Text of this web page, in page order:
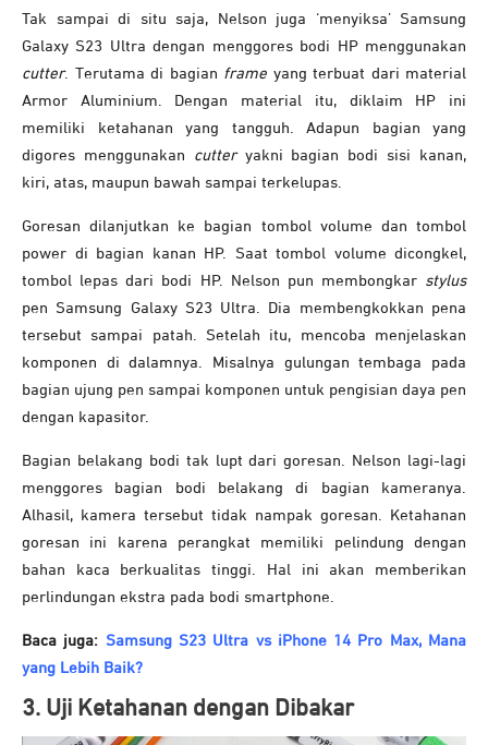
Tak sampai di situ saja, Nelson juga ‘menyiksa’ Samsung
Galaxy S23 Ultra dengan menggores bodi HP menggunakan
cutter. Terutama di bagian frame yang terbuat dari material
Armor Aluminium. Dengan material itu, diklaim HP ini
memiliki ketahanan yang tangguh. Adapun bagian yang
digores menggunakan cutteryakni bagian bodi sisi kanan,
kiri, atas, maupun bawah sampai terkelupas.
Goresan dilanjutkan ke bagian tombol volume dan tombol
power di bagian kanan HP. Saat tombol volume dicongkel,
tombol lepas dari bodi HP. Nelson pun membongkar stylus
pen Samsung Galaxy S23 Ultra. Dia membengkokkan pena
tersebut sampai patah. Setelah itu, mencoba menjelaskan
komponen di dalamnya. Misalnya gulungan tembaga pada
bagian ujung pen sampai komponen untuk pengisian daya pen
dengan kapasitor.
Bagian belakang bodi tak lupt dari goresan. Nelson lagi-lagi
menggores bagian bodi belakang di bagian kameranya.
Alhasil, kamera tersebut tidak nampak goresan. Ketahanan
goresan ini karena perangkat memiliki pelindung dengan
bahan kaca berkualitas tinggi. Hal ini akan memberikan
perlindungan ekstra pada bodi smartphone.
Baca juga: Samsung S23 Ultra vs iPhone 14 Pro Max, Mana
yang Lebih Baik?
3. Uji Ketahanan dengan Dibakar